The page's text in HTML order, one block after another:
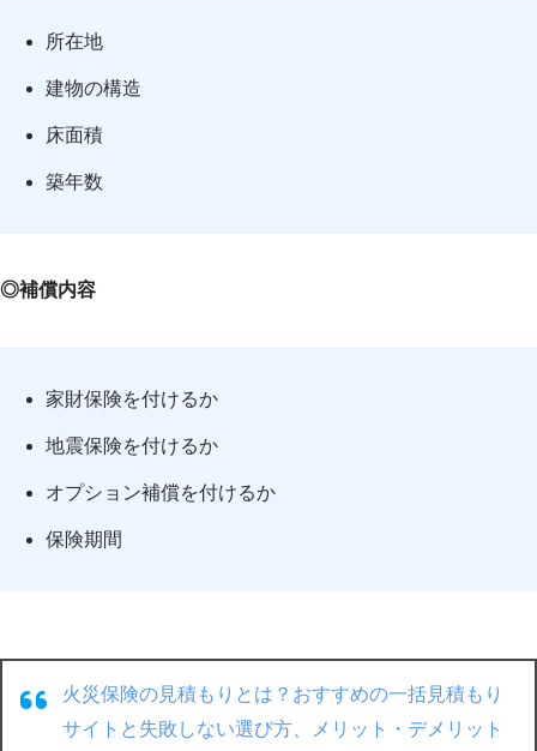
所在地
建物の構造
床面積
築年数
◎補償内容
家財保険を付けるか
地震保険を付けるか
オプション補償を付けるか
保険期間
火災保険の見積もりとは？おすすめの一括見積もり
サイトと失敗しない選び方、メリット・デメリット